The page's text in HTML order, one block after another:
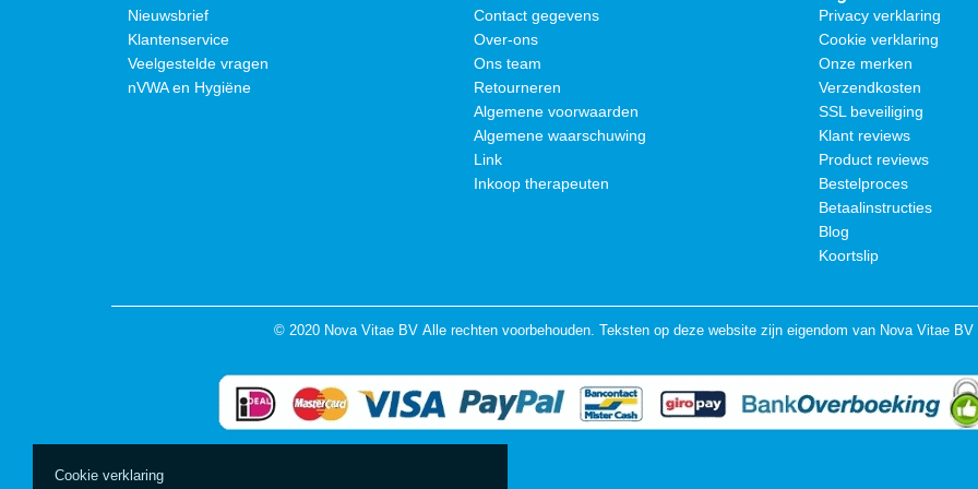
Cookie verklaring
Nieuwsbrief
Klantenservice
Veelgestelde vragen
nVWA en Hygiëne
Contact gegevens
Over-ons
Ons team
Retourneren
Algemene voorwaarden
Algemene waarschuwing
Link
Inkoop therapeuten
Privacy verklaring
Cookie verklaring
Onze merken
Verzendkosten
SSL beveiliging
Klant reviews
Product reviews
Bestelproces
Betaalinstructies
Blog
Koortslip
© 2020 Nova Vitae BV Alle rechten voorbehouden. Teksten op deze website zijn eigendom van Nova Vitae BV